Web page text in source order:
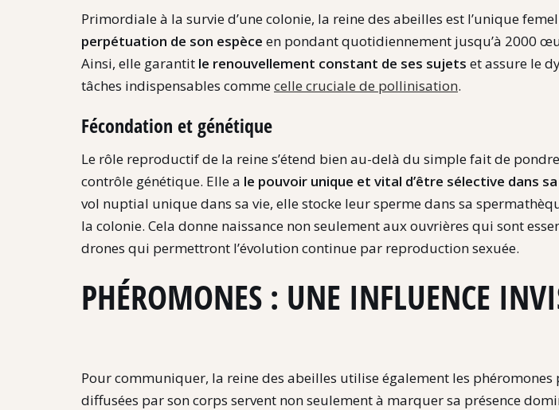
Primordiale à la survie d’une colonie, la reine des abeilles est l’unique
perpétuation de son espèce en pondant quotidiennement jusqu’à 2000
Ainsi, elle garantit le renouvellement constant de ses sujets et assure le
tâches indispensables commecelle cruciale de pollinisation.
Fécondation et génétique
Le rôle reproductif de la reine s’étend bien au-delà du simple fait de
contrôle génétique. Elle a le pouvoir unique et vital d’être sélective dans
vol nuptial unique dans sa vie, elle stocke leur sperme dans sa
la colonie. Cela donne naissance non seulement aux ouvrières qui sont
drones qui permettront l’évolution continue par reproduction sexuée.
PHÉROMONES : UNE INFLUENCE
Pour communiquer, la reine des abeilles utilise également les
diffusées par son corps servent non seulement à marquer sa présence